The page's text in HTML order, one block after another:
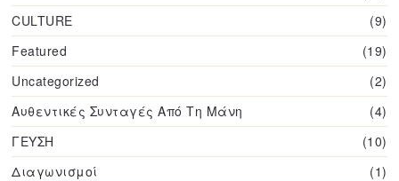
CULTURE
9
Featured
19
Uncategorized
2
Αυθεντικές Συνταγές Από Τη Μάνη
4
ΓΕΥΣΗ
10
Διαγωνισμοί
1